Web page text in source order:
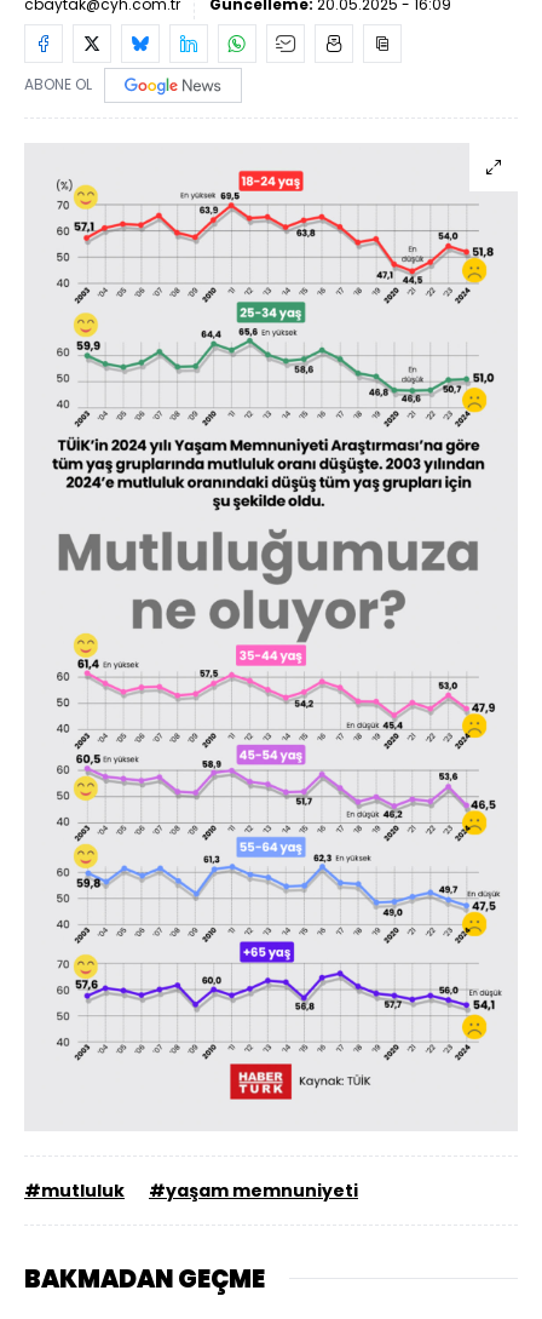
cbaytak@cyh.com.tr
Güncelleme: 20.05.2025 - 16:09
ABONE OL
#mutluluk #yaşam memnuniyeti
BAKMADAN GEÇME